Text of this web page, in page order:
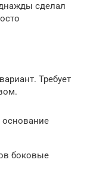
сделал
Требует
основание
боковые